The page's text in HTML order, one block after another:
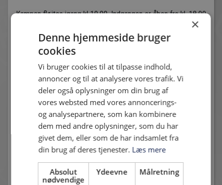
Kampen fløjtes igang kl 19.00. Indgangen er åben fra kl. 18.00
Andre nyheder
HIF - VENDSYSSEL FF: 2-2, 2026-07-25
25. juli 2026 - Michael Hentrich
Fremragende indledning af HIF.
×
Denne hjemmeside bruger
cookies
Vi bruger cookies til at tilpasse indhold,
annoncer og til at analysere vores trafik. Vi
deler også oplysninger om din brug af
vores websted med vores annoncerings-
og analysepartnere, som kan kombinere
dem med andre oplysninger, som du har
givet dem, eller som de har indsamlet fra
din brug af deres tjenester. Læs mere
Absolut
nødvendige
Ydeevne Målretning